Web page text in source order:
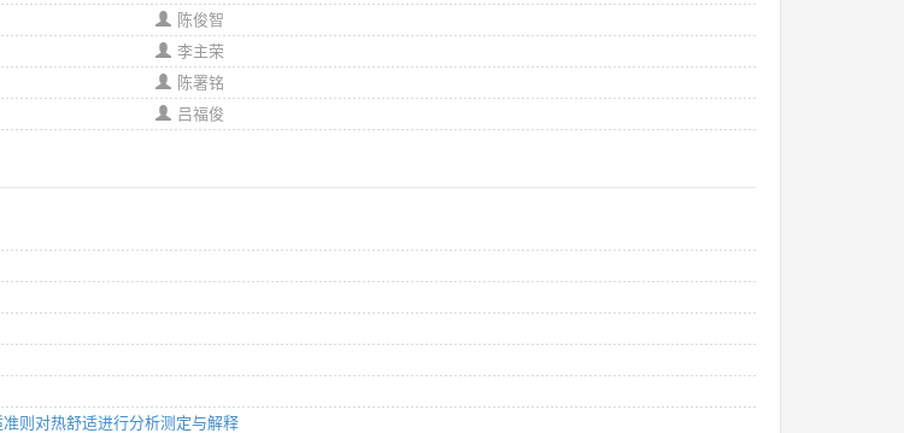
陈俊智
李主荣
陈署铭
吕福俊
则对热舒适进行分析测定与解释